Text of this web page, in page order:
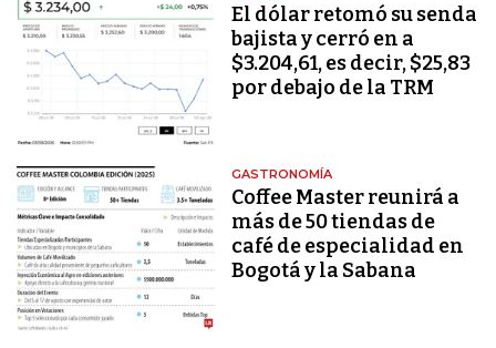
El dólar retomó su senda
bajista y cerró en a
$3.204,61, es decir, $25,83
por debajo de la TRM
GASTRONOMÍA
Coffee Master reunirá a
más de 50 tiendas de
café de especialidad en
Bogotá y la Sabana